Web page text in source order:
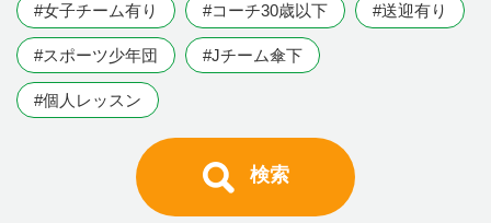
#女子チーム有り #コーチ30歳以下 #送迎有り
#スポーツ少年団 #Jチーム傘下
#個人レッスン
検索